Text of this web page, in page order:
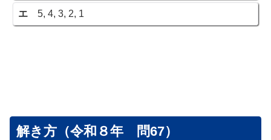
エ 5, 4, 3, 2, 1
解き方（令和８年 問67）